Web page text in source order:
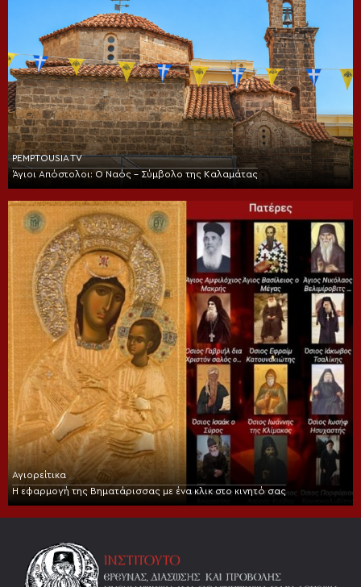
PEMPTOUSIA TV
Άγιοι Απόστολοι: Ο Ναός – Σύμβολο της Καλαμάτας
Αγιορείτικα
Η εφαρμογή της Βηματάρισσας με ένα κλικ στο κινητό σας